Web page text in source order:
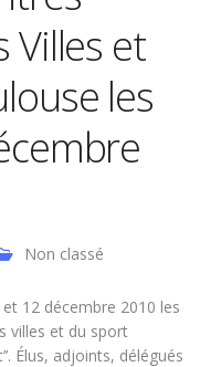
Villes et
les
Non classé
12 décembre 2010 les
villes et du sport
Élus, adjoints, délégués